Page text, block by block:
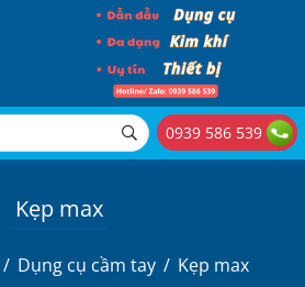
0939 586 539
Kẹp max
Dụng cụ cầm tay Kẹp max